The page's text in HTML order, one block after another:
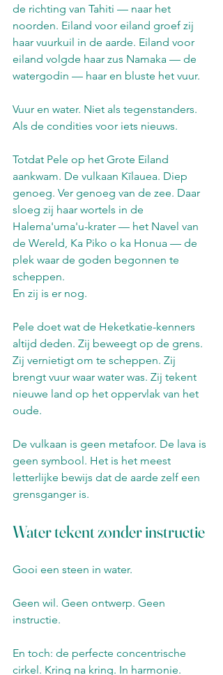
de richting van Tahiti — naar het
noorden. Eiland voor eiland groef zij
haar vuurkuil in de aarde. Eiland voor
eiland volgde haar zus Namaka — de
watergodin — haar en bluste het vuur.
Vuur en water. Niet als tegenstanders.
Als de condities voor iets nieuws.
Totdat Pele op het Grote Eiland
aankwam. De vulkaan Kīlauea. Diep
genoeg. Ver genoeg van de zee. Daar
sloeg zij haar wortels in de
Halema'uma'u-krater — het Navel van
de Wereld, Ka Piko o ka Honua — de
plek waar de goden begonnen te
scheppen.
En zij is er nog.
Pele doet wat de Heketkatie-kenners
altijd deden. Zij beweegt op de grens.
Zij vernietigt om te scheppen. Zij
brengt vuur waar water was. Zij tekent
nieuwe land op het oppervlak van het
oude.
De vulkaan is geen metafoor. De lava is
geen symbool. Het is het meest
letterlijke bewijs dat de aarde zelf een
grensganger is.
Water tekent zonder instructie
Gooi een steen in water.
Geen wil. Geen ontwerp. Geen
instructie.
En toch: de perfecte concentrische
cirkel. Kring na kring. In harmonie.